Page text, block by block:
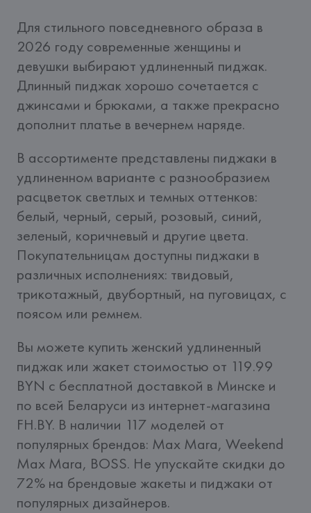
Для стильного повседневного образа в
2026 году современные женщины и
девушки выбирают удлиненный пиджак.
Длинный пиджак хорошо сочетается с
джинсами и брюками, а также прекрасно
дополнит платье в вечернем наряде.
В ассортименте представлены пиджаки в
удлиненном варианте с разнообразием
расцветок светлых и темных оттенков:
белый, черный, серый, розовый, синий,
зеленый, коричневый и другие цвета.
Покупательницам доступны пиджаки в
различных исполнениях: твидовый,
трикотажный, двубортный, на пуговицах, с
поясом или ремнем.
Вы можете купить женский удлиненный
пиджак или жакет стоимостью от 119.99
BYN c бесплатной доставкой в Минске и
по всей Беларуси из интернет-магазина
FH.BY. В наличии 117 моделей от
популярных брендов: Max Mara, Weekend
Max Mara, BOSS. Не упускайте скидки до
72% на брендовые жакеты и пиджаки от
популярных дизайнеров.